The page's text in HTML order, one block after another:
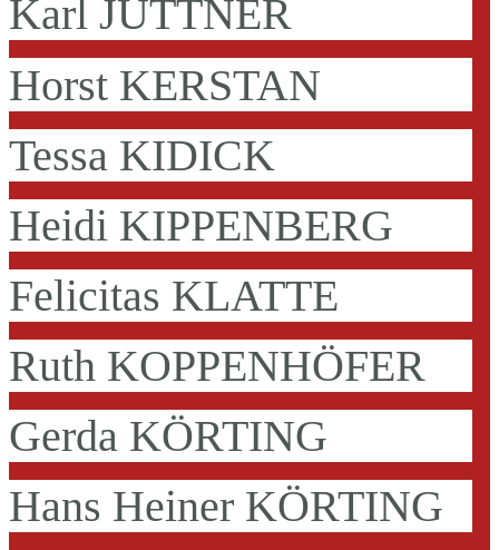
Karl JÜTTNER
Horst KERSTAN
Tessa KIDICK
Heidi KIPPENBERG
Felicitas KLATTE
Ruth KOPPENHÖFER
Gerda KÖRTING
Hans Heiner KÖRTING